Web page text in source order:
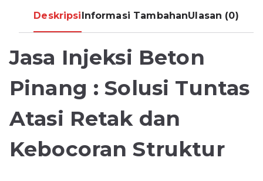
Deskripsi Informasi TambahanUlasan (0)
Jasa Injeksi Beton
Pinang : Solusi Tuntas
Atasi Retak dan
Kebocoran Struktur